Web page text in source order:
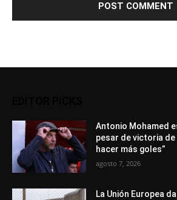
Antonio Mohamed
pesar de victoria de
hacer más goles”
agosto 7, 2026
La Unión Europea